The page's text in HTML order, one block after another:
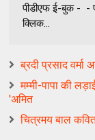
पीडीएफ ई-बुक - -
क्लिक...
ब्रदी प्रसाद
मम्मी-पापा की
'अमित
चित्रमय बाल